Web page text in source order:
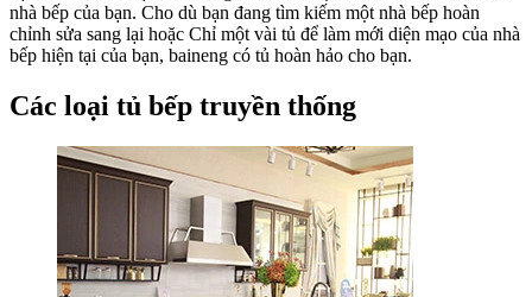
nhà bếp của bạn. Cho dù bạn đang tìm kiếm một nhà bếp hoàn
chỉnh sửa sang lại hoặc Chỉ một vài tủ để làm mới diện mạo của nhà
bếp hiện tại của bạn, baineng có tủ hoàn hảo cho bạn.
Các loại tủ bếp truyền thống